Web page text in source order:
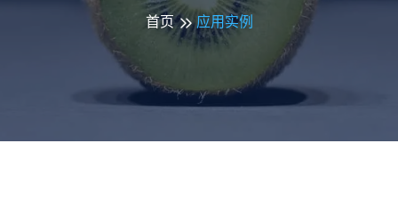
首页 应用实例